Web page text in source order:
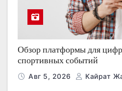
Обзор платформы для
спортивных событий
Авг 5, 2026 Кайрат